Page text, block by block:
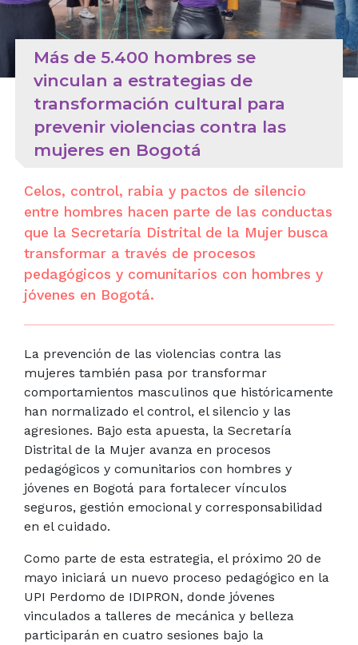
Más de 5.400 hombres se
vinculan a estrategias de
transformación cultural para
prevenir violencias contra las
mujeres en Bogotá
Celos, control, rabia y pactos de silencio
entre hombres hacen parte de las conductas
que la Secretaría Distrital de la Mujer busca
transformar a través de procesos
pedagógicos y comunitarios con hombres y
jóvenes en Bogotá.
La prevención de las violencias contra las
mujeres también pasa por transformar
comportamientos masculinos que históricamente
han normalizado el control, el silencio y las
agresiones. Bajo esta apuesta, la Secretaría
Distrital de la Mujer avanza en procesos
pedagógicos y comunitarios con hombres y
jóvenes en Bogotá para fortalecer vínculos
seguros, gestión emocional y corresponsabilidad
en el cuidado.
Como parte de esta estrategia, el próximo 20 de
mayo iniciará un nuevo proceso pedagógico en la
UPI Perdomo de IDIPRON, donde jóvenes
vinculados a talleres de mecánica y belleza
participarán en cuatro sesiones bajo la